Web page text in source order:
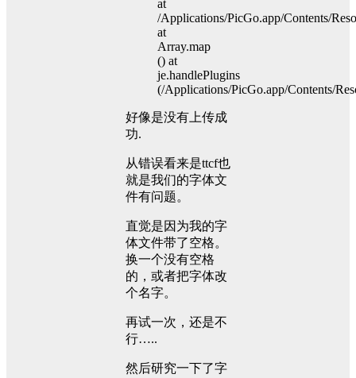
at
/Applications/PicGo.app/Contents/
at
Array.map
() at
je.handlePlugins
(/Applications/PicGo.app/Contents/
好像是没有上传成
功.
从错误看来是ttcf也
就是我们的字体文
件有问题。
直觉是因为我的字
体文件带了空格。
换一个没有空格
的，或者把字体改
个名字。
再试一次，还是不
行…..
然后研究一下了字